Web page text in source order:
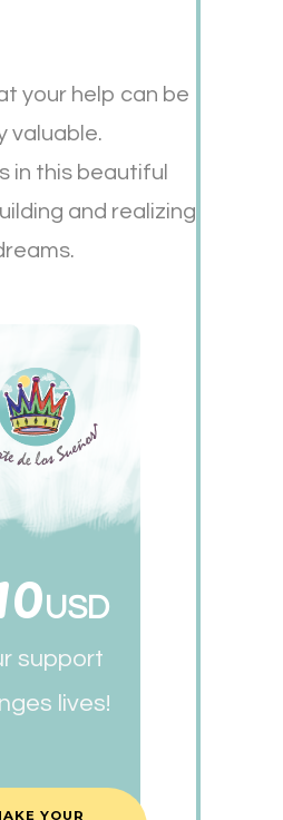
your help can be
valuable.
in this beautiful
and realizing
USD
support
lives!
YOUR